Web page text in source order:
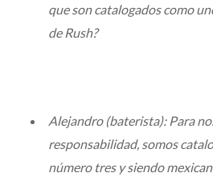
que son catalogados como
de Rush?
Alejandro (baterista): Para
responsabilidad, somos
número tres y siendo